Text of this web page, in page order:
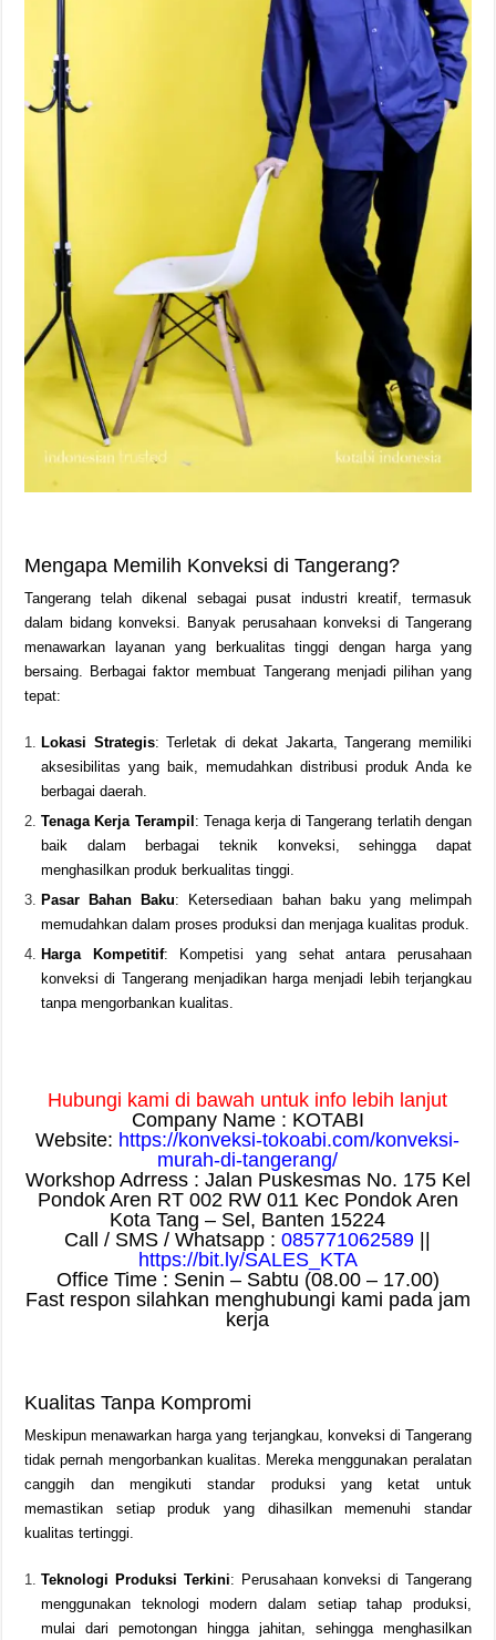
Mengapa Memilih Konveksi di Tangerang?
Tangerang telah dikenal sebagai pusat industri kreatif, termasuk
dalam bidang konveksi. Banyak perusahaan konveksi di Tangerang
menawarkan layanan yang berkualitas tinggi dengan harga yang
bersaing. Berbagai faktor membuat Tangerang menjadi pilihan yang
tepat:
Lokasi Strategis: Terletak di dekat Jakarta, Tangerang memiliki
aksesibilitas yang baik, memudahkan distribusi produk Anda ke
berbagai daerah.
Tenaga Kerja Terampil : Tenaga kerja di Tangerang terlatih dengan
baik dalam berbagai teknik konveksi, sehingga dapat
menghasilkan produk berkualitas tinggi.
Pasar Bahan Baku: Ketersediaan bahan baku yang melimpah
memudahkan dalam proses produksi dan menjaga kualitas produk.
Harga Kompetitif: Kompetisi yang sehat antara perusahaan
konveksi di Tangerang menjadikan harga menjadi lebih terjangkau
tanpa mengorbankan kualitas.
Hubungi kami di bawah untuk info lebih lanjut
Company Name : KOTABI
Website: https://konveksi-tokoabi.com/konveksi-
murah-di-tangerang/
Workshop Adrress : Jalan Puskesmas No. 175 Kel
Pondok Aren RT 002 RW 011 Kec Pondok Aren
Kota Tang – Sel, Banten 15224
Call / SMS / Whatsapp :085771062589
https://bit.ly/SALES_KTA
Office Time : Senin – Sabtu (08.00 – 17.00)
Fast respon silahkan menghubungi kami pada jam
kerja
Kualitas Tanpa Kompromi
Meskipun menawarkan harga yang terjangkau, konveksi di Tangerang
tidak pernah mengorbankan kualitas. Mereka menggunakan peralatan
canggih dan mengikuti standar produksi yang ketat untuk
memastikan setiap produk yang dihasilkan memenuhi standar
kualitas tertinggi.
Teknologi Produksi Terkini: Perusahaan konveksi di Tangerang
menggunakan teknologi modern dalam setiap tahap produksi,
mulai dari pemotongan hingga jahitan, sehingga menghasilkan